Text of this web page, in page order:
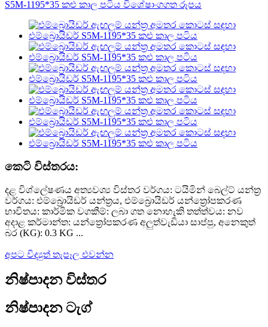
කෙටි විස්තරය:
දළ විශ්ලේෂණය අත්‍යවශ්‍ය විස්තර වර්ගය: ටයිමින් බෙල්ට් යන්ත්‍ර
වර්ගය: එම්බ්‍රොයිඩර් යන්ත්‍රය, එම්බ්‍රොයිඩර් යන්ත්‍රෝපකරණ
භාවිතය: කාර්මික වගකීම්: ලබා ගත නොහැකි තත්ත්වය: නව
අදාළ කර්මාන්ත: යන්ත්‍රෝපකරණ අලුත්වැඩියා සාප්පු, අනෙකුත්
බර (KG): 0.3 KG ...
අපට විද්‍යුත් තැපෑල එවන්න
නිෂ්පාදන විස්තර
නිෂ්පාදන ටැග්